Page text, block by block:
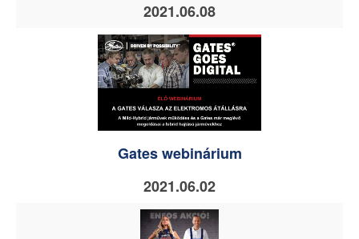
2021.06.08
Gates webinárium
2021.06.02